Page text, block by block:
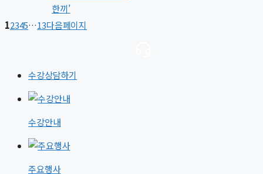
한끼’
12345…13다음페이지
수강상담하기
수강안내
주요행사